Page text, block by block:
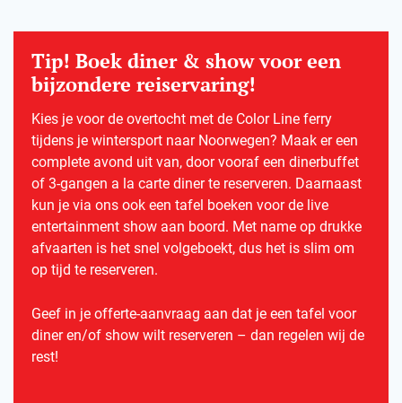
Tip! Boek diner & show voor een
bijzondere reiservaring!
Kies je voor de overtocht met de Color Line ferry
tijdens je wintersport naar Noorwegen? Maak er een
complete avond uit van, door vooraf een dinerbuffet
of 3-gangen a la carte diner te reserveren. Daarnaast
kun je via ons ook een tafel boeken voor de live
entertainment show aan boord. Met name op drukke
afvaarten is het snel volgeboekt, dus het is slim om
op tijd te reserveren.
Geef in je offerte-aanvraag aan dat je een tafel voor
diner en/of show wilt reserveren – dan regelen wij de
rest!